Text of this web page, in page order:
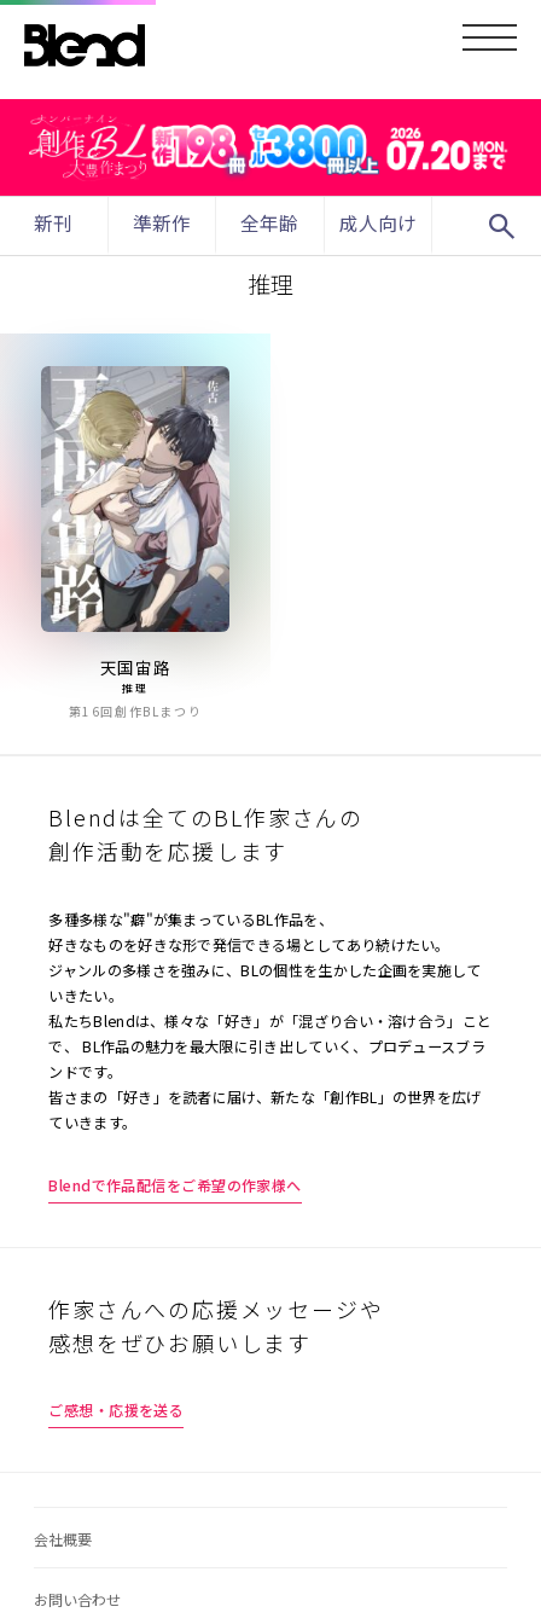
新刊 準新作 全年齢 成人向け search
推理
天国宙路
推理
第16回創作BLまつり
Blendは全てのBL作家さんの
創作活動を応援します
多種多様な"癖"が集まっているBL作品を、
好きなものを好きな形で発信できる場としてあり続けたい。
ジャンルの多様さを強みに、BLの個性を生かした企画を実施して
いきたい。
私たちBlendは、様々な「好き」が「混ざり合い・溶け合う」こと
で、 BL作品の魅力を最大限に引き出していく、プロデュースブラ
ンドです。
皆さまの「好き」を読者に届け、新たな「創作BL」の世界を広げ
ていきます。
Blendで作品配信をご希望の作家様へ
作家さんへの応援メッセージや
感想をぜひお願いします
ご感想・応援を送る
会社概要
お問い合わせ